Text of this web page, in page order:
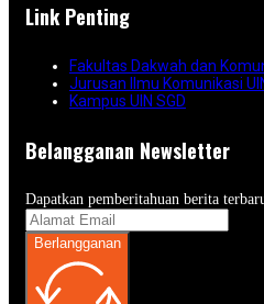
Link Penting
Fakultas Dakwah dan
Jurusan Ilmu Komunikasi
Kampus UIN SGD
Belangganan Newsletter
Dapatkan pemberitahuan berita
Berlangganan